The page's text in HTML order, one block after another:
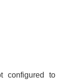
configured to